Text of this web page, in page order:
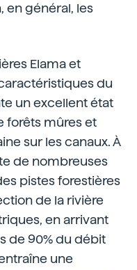
en général, les
Elama et
du
un excellent état
forêts mûres et
sur les canaux. À
de nombreuses
pistes forestières
de la rivière
en arrivant
de 90% du débit
une